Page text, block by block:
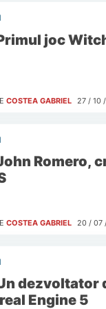
joc
COSTEA GABRIEL 27 / 10
Romero,
COSTEA GABRIEL 20 / 07
dezvoltator
Engine 5